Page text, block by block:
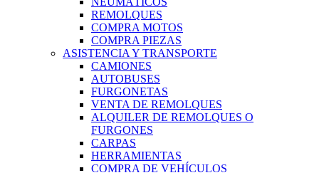
REMOLQUES
COMPRA MOTOS
COMPRA PIEZAS
ASISTENCIA Y TRANSPORTE
CAMIONES
AUTOBUSES
FURGONETAS
VENTA DE REMOLQUES
ALQUILER DE REMOLQUES O
FURGONES
CARPAS
HERRAMIENTAS
COMPRA DE VEHÍCULOS